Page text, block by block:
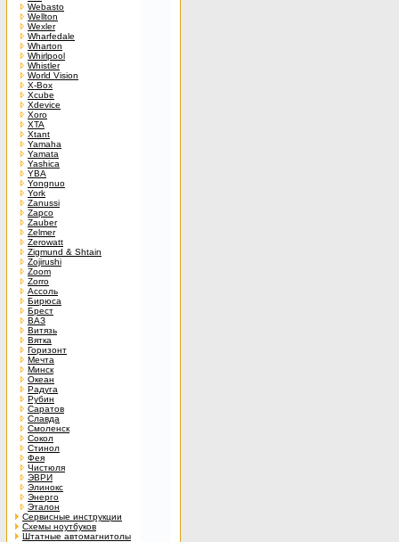
Webasto
Wellton
Wexler
Wharfedale
Wharton
Whirlpool
Whistler
World Vision
X-Box
Xcube
Xdevice
Xoro
XTA
Xtant
Yamaha
Yamata
Yashica
YBA
Yongnuo
York
Zanussi
Zapco
Zauber
Zelmer
Zerowatt
Zigmund & Shtain
Zojirushi
Zoom
Zorro
Ассоль
Бирюса
Брест
ВАЗ
Витязь
Вятка
Горизонт
Мечта
Минск
Океан
Радуга
Рубин
Саратов
Славда
Смоленск
Сокол
Стинол
Фея
Чистюля
ЭВРИ
Элинокс
Энерго
Эталон
Сервисные инструкции
Схемы ноутбуков
Штатные автомагнитолы